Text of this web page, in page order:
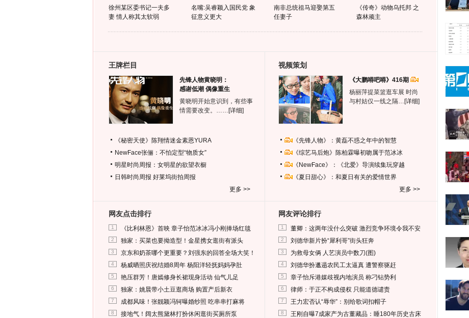
徐州某区委书记一夫多
妻 情人称其太软弱
名嘴:吴睿颖入国民党 象
征意义更大
南非总统祖马迎娶第五
任妻子
《传奇》动物乌托邦 之
森林顽主
王牌栏目
先锋人物黄晓明：
感谢低潮 偶像重生
黄晓明开始意识到，有些事
情需要改变。…… [详细]
《秘密天使》陈翔情迷金素恩YURA
NewFace张俪：不怕定型“物质女”
明星时尚周报：女明星的欲望衣橱
日韩时尚周报 好莱坞街拍周报
更多 >>
视频策划
《大鹏嘚吧嘚》416期
杨丽萍提菜篮逛车展 时尚
与村姑仅一线之隔… [详细]
《先锋人物》：黄磊不惑之年中的智慧
《综艺马后炮》陈柏霖曝初吻属于范冰冰
《NewFace》：《北爱》导演续集玩穿越
《夏日甜心》：和夏日有关的爱情世界
更多 >>
网友点击排行
1 《比利林恩》首映 章子怡范冰冰冯小刚捧场红毯
2 独家：买菜也要拗造型！金星携女逛街有派头
3 京东和奶茶哪个更重要？刘强东的回答全场大笑！
4 杨威晒照庆祝结婚8周年 杨阳洋轻抚妈妈孕肚
5 艳压群芳！唐嫣修身长裙现身活动 仙气儿足
6 独家：姚晨带小土豆逛商场 购置产后新衣
7 成都风味！张靓颖冯轲曝婚纱照 吃串串打麻将
8 接地气！阔太熊黛林打扮休闲逛街买厕所泵
网友评论排行
1 董卿：这两年没什么突破 激烈竞争环境令我不安
2 刘德华新片扮“犀利哥”街头狂奔
3 为救母女俩 人艺演员中数刀(图)
4 刘德华扮邋遢农民工太逼真 遭警察驱赶
5 章子怡斥港媒歧视内地演员 称刁钻势利
6 律师：于正不构成侵权 只能道德谴责
7 王力宏否认“辱华”：别给歌词扣帽子
8 王刚自曝7成家产为古董藏品：睡180年历史古床